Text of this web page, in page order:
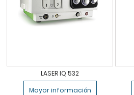
LASER IQ 532
Mayor información